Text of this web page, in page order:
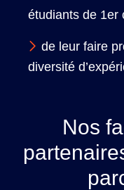
étudiants de 1er
de leur faire
diversité
Nos